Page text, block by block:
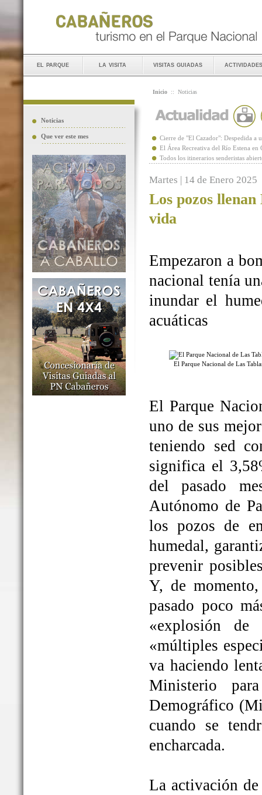
el parque la visita visitas guiadas actividades
Noticias
Que ver este mes
Inicio :: Noticias
Cierre de "El Cazador": Despedida a
El Área Recreativa del Río Estena
Todos los itinerarios senderistas
Martes | 14 de Enero 2025
Los pozos
vida
Empezaron a
nacional tenía
inundar el
acuáticas
El Parque Nacional de Las
El Parque
uno de sus
teniendo sed
significa el
del pasado
Autónomo de
los pozos de
humedal,
prevenir
Y, de
pasado poco
«explosión
«múltiples
va haciendo
Ministerio
Demográfico
cuando se
encharcada.
La activación